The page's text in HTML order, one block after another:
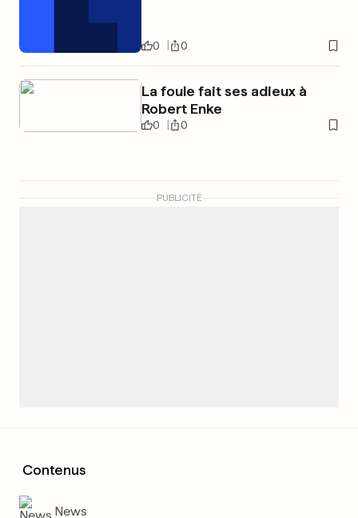
0 0
La foule fait ses adieux à
Robert Enke
0 0
PUBLICITÉ
Contenus
News